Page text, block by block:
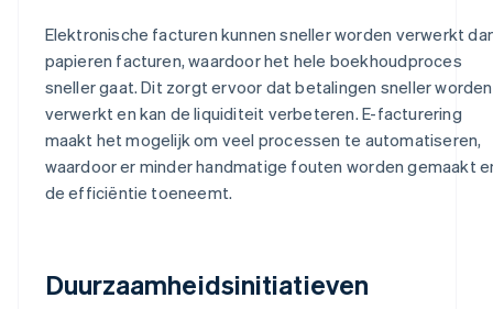
Elektronische facturen kunnen sneller worden verwerkt
papieren facturen, waardoor het hele boekhoudproces
sneller gaat. Dit zorgt ervoor dat betalingen sneller worden
verwerkt en kan de liquiditeit verbeteren. E-facturering
maakt het mogelijk om veel processen te automatiseren,
waardoor er minder handmatige fouten worden gemaakt
de efficiëntie toeneemt.
Duurzaamheidsinitiatieven